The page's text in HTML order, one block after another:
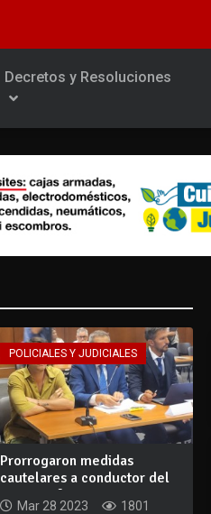
Decretos y Resoluciones
POLICIALES Y JUDICIALES
Prorrogaron medidas
cautelares a conductor del
siniestro fat...
Mar 28 2023
1801